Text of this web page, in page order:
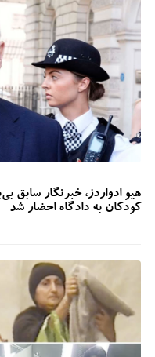
هیو ادواردز، خبرنگار سابق
کودکان به دادگاه احضار شد